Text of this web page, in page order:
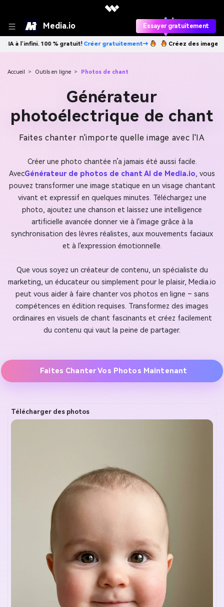
Media.io Essayer gratuitement
gratuit!Créer gratuitement→ Créez des images IA à l’infini. 100 %
Accueil > Outils en ligne > Photos de chant
Générateur
photoélectrique de chant
Faites chanter n'importe quelle image avec l'IA
Créer une photo chantée n’a jamais été aussi facile.
AvecGénérateur de photos de chant AI de Media.io, vous
pouvez transformer une image statique en un visage chantant
vivant et expressif en quelques minutes. Téléchargez une
photo, ajoutez une chanson et laissez une intelligence
artificielle avancée donner vie à l'image grâce à la
synchronisation des lèvres réalistes, aux mouvements faciaux
et à l'expression émotionnelle.
Que vous soyez un créateur de contenu, un spécialiste du
marketing, un éducateur ou simplement pour le plaisir, Media.io
peut vous aider à faire chanter vos photos en ligne – sans
compétences en édition requises. Transformez des images
ordinaires en visuels de chant fascinants et créez facilement
du contenu qui vaut la peine de partager.
Faites Chanter Vos Photos Maintenant
Télécharger des photos